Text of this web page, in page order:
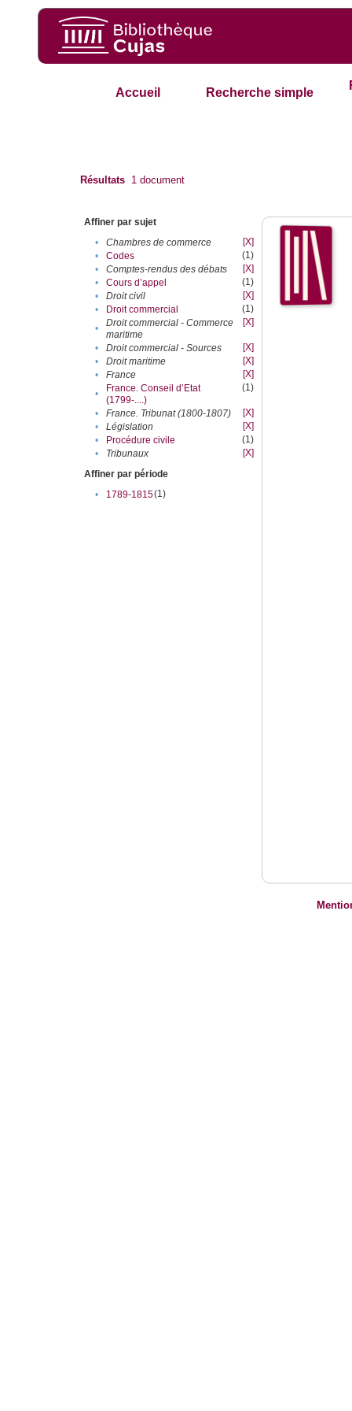
Accueil Recherche simple
Résultats 1 document
Affiner par sujet
•
Chambres de commerce
[X]
•
Codes
(1)
•
Comptes-rendus des débats
[X]
•
Cours d’appel
(1)
•
Droit civil
[X]
•
Droit commercial
(1)
•
Droit commercial - Commerce
maritime
[X]
• Droit commercial - Sources
[X]
•
Droit maritime
[X]
•
France
[X]
•
France. Conseil d’Etat
(1799-....)
(1)
• France. Tribunat (1800-1807)
[X]
•
Législation
[X]
•
Procédure civile
(1)
•
Tribunaux
[X]
Affiner par période
•
1789-1815(1)